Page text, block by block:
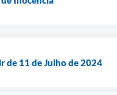
de 11 de Julho de 2024